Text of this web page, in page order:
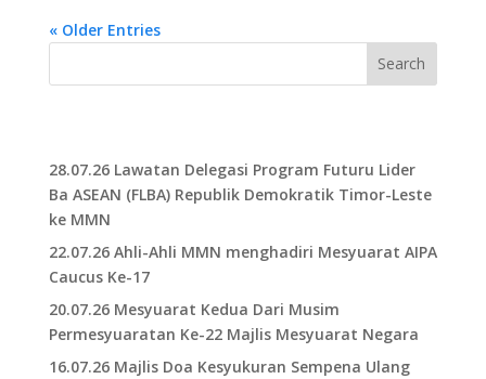
« Older Entries
Search
28.07.26 Lawatan Delegasi Program Futuru Lider
Ba ASEAN (FLBA) Republik Demokratik Timor-Leste
ke MMN
22.07.26 Ahli-Ahli MMN menghadiri Mesyuarat AIPA
Caucus Ke-17
20.07.26 Mesyuarat Kedua Dari Musim
Permesyuaratan Ke-22 Majlis Mesyuarat Negara
16.07.26 Majlis Doa Kesyukuran Sempena Ulang